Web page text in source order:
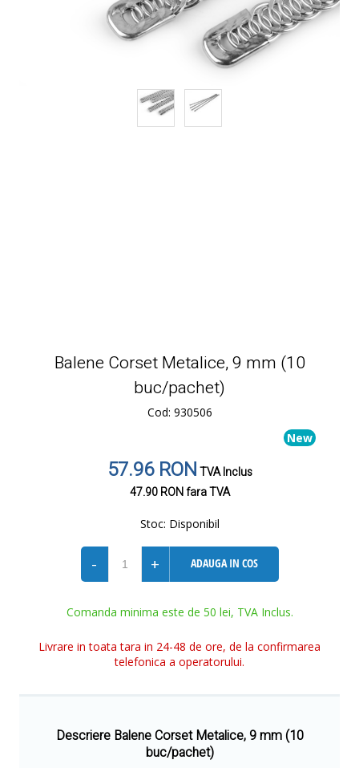
Balene Corset Metalice, 9 mm (10
buc/pachet)
Cod: 930506
New
57.96 RONTVA Inclus
47.90 RONfara TVA
Stoc: Disponibil
- + ADAUGA IN COS
Comanda minima este de 50 lei, TVA Inclus.
Livrare in toata tara in 24-48 de ore, de la confirmarea
telefonica a operatorului.
Descriere Balene Corset Metalice, 9 mm (10
buc/pachet)